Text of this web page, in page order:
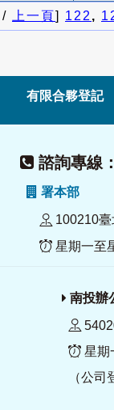
/ 上一頁] 122,
有限合夥登記
諮詢專線
署本部
100210
星期一至
南投辦
星期
（公